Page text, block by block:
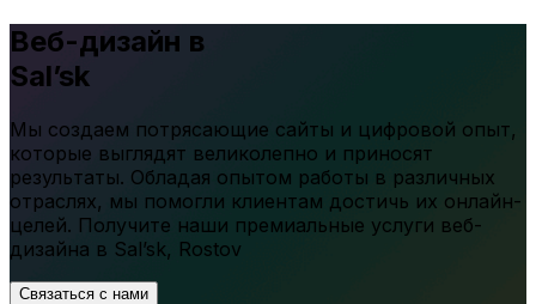
Веб-дизайн в
Sal’sk
Мы создаем потрясающие сайты и цифровой опыт,
которые выглядят великолепно и приносят
результаты. Обладая опытом работы в различных
отраслях, мы помогли клиентам достичь их онлайн-
целей. Получите наши премиальные услуги веб-
дизайна в Sal’sk, Rostov
Связаться с нами